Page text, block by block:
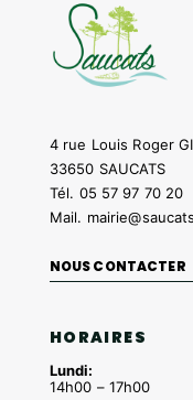
4 rue Louis Roger
33650 SAUCATS
Tél. 05 57 97 70 20
Mail.
NOUS CONTACTER
HORAIRES
Lundi:
14h00 – 17h00